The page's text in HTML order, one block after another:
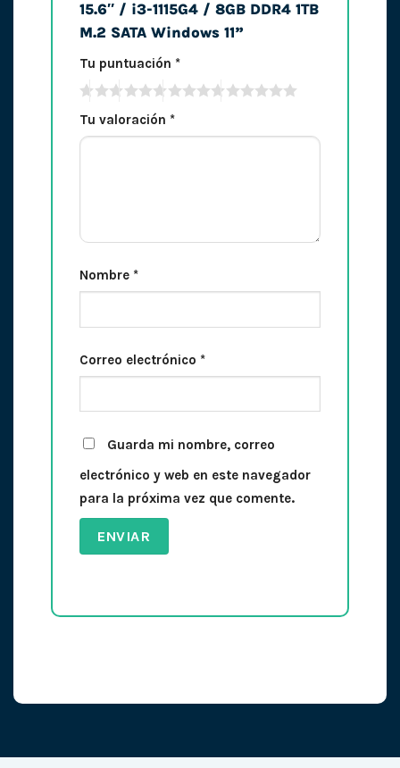
15.6″ / i3-1115G4 / 8GB DDR4 1TB
M.2 SATA Windows 11”
Tu puntuación *
Tu valoración *
Nombre *
Correo electrónico *
Guarda mi nombre, correo
electrónico y web en este navegador
para la próxima vez que comente.